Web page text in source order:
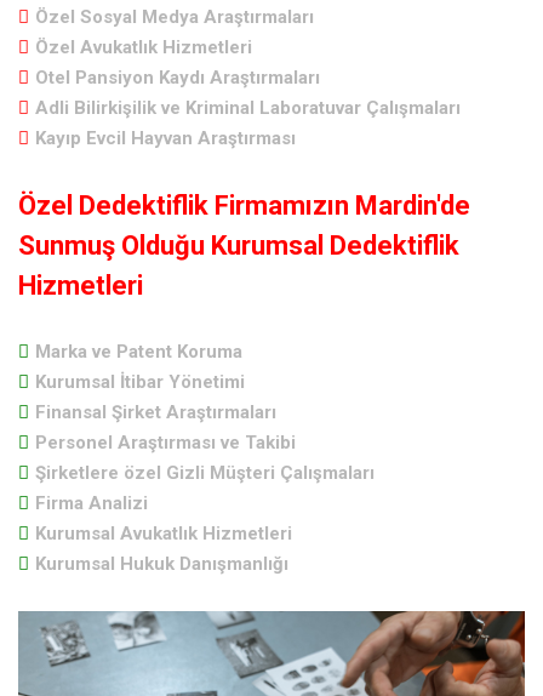
Özel Sosyal Medya Araştırmaları
Özel Avukatlık Hizmetleri
Otel Pansiyon Kaydı Araştırmaları
Adli Bilirkişilik ve Kriminal Laboratuvar Çalışmaları
Kayıp Evcil Hayvan Araştırması
Özel Dedektiflik Firmamızın Mardin'de
Sunmuş Olduğu Kurumsal Dedektiflik
Hizmetleri
Marka ve Patent Koruma
Kurumsal İtibar Yönetimi
Finansal Şirket Araştırmaları
Personel Araştırması ve Takibi
Şirketlere özel Gizli Müşteri Çalışmaları
Firma Analizi
Kurumsal Avukatlık Hizmetleri
Kurumsal Hukuk Danışmanlığı